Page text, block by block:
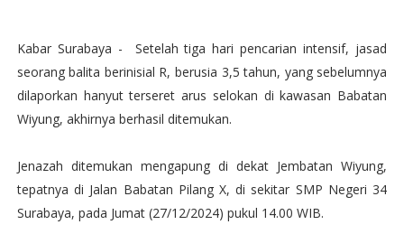
Kabar Surabaya - Setelah tiga hari pencarian intensif, jasad
seorang balita berinisial R, berusia 3,5 tahun, yang sebelumnya
dilaporkan hanyut terseret arus selokan di kawasan Babatan
Wiyung, akhirnya berhasil ditemukan.
Jenazah ditemukan mengapung di dekat Jembatan Wiyung,
tepatnya di Jalan Babatan Pilang X, di sekitar SMP Negeri 34
Surabaya, pada Jumat (27/12/2024) pukul 14.00 WIB.